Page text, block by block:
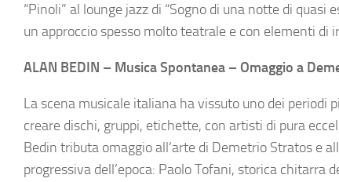
“Pinoli” al lounge jazz di “Sogno di una notte di
un approccio spesso molto teatrale e con elementi di
ALAN BEDIN – Musica Spontanea – Omaggio a
La scena musicale italiana ha vissuto uno dei
creare dischi, gruppi, etichette, con artisti di pura
Bedin tributa omaggio all’arte di Demetrio Stratos e
progressiva dell’epoca: Paolo Tofani, storica chitarra